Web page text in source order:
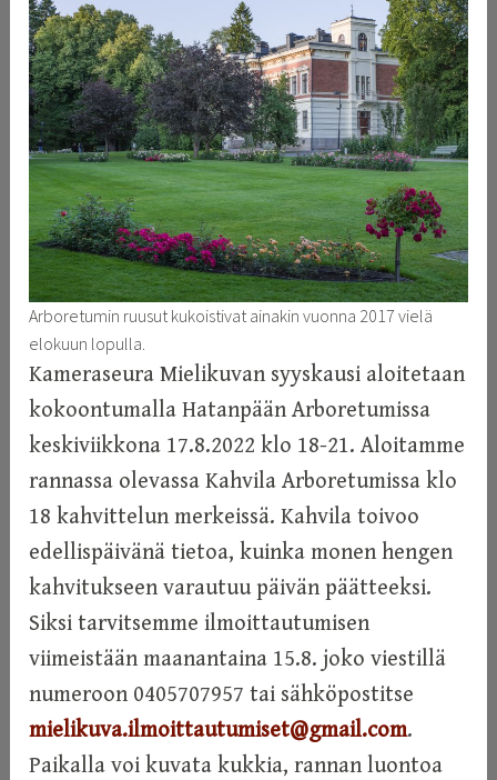
n
Arboretumin ruusut kukoistivat ainakin vuonna 2017 vielä
elokuun lopulla.
Kameraseura Mielikuvan syyskausi aloitetaan
kokoontumalla Hatanpään Arboretumissa
keskiviikkona 17.8.2022 klo 18-21. Aloitamme
rannassa olevassa Kahvila Arboretumissa klo
18 kahvittelun merkeissä. Kahvila toivoo
edellispäivänä tietoa, kuinka monen hengen
kahvitukseen varautuu päivän päätteeksi.
Siksi tarvitsemme ilmoittautumisen
viimeistään maanantaina 15.8. joko viestillä
numeroon 0405707957 tai sähköpostitse
mielikuva.ilmoittautumiset@gmail.com.
Paikalla voi kuvata kukkia, rannan luontoa